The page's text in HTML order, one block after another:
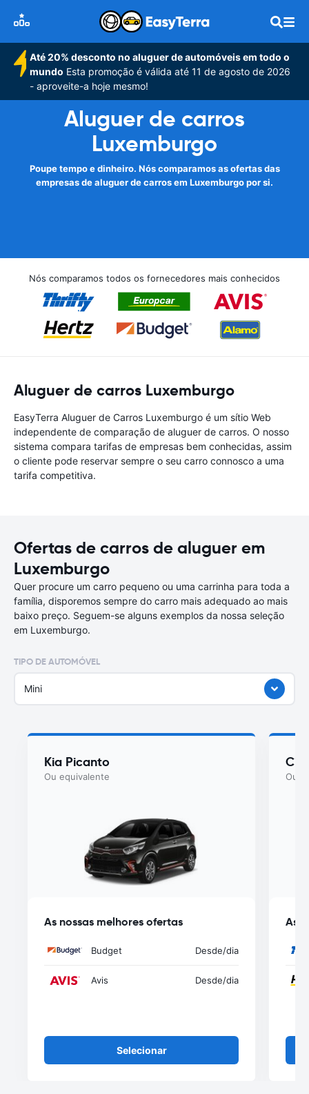
Até 20% desconto no aluguer de automóveis em todo o
mundo Esta promoção é válida até 11 de agosto de 2026
- aproveite-a hoje mesmo!
Aluguer de carros
Luxemburgo
Poupe tempo e dinheiro. Nós comparamos as ofertas das
empresas de aluguer de carros em Luxemburgo por si.
Nós comparamos todos os fornecedores mais conhecidos
Aluguer de carros Luxemburgo
EasyTerra Aluguer de Carros Luxemburgo é um sítio Web
independente de comparação de aluguer de carros. O nosso
sistema compara tarifas de empresas bem conhecidas, assim
o cliente pode reservar sempre o seu carro connosco a uma
tarifa competitiva.
Ofertas de carros de aluguer em
Luxemburgo
Quer procure um carro pequeno ou uma carrinha para toda a
família, disporemos sempre do carro mais adequado ao mais
baixo preço. Seguem-se alguns exemplos da nossa seleção
em Luxemburgo.
TIPO DE AUTOMÓVEL
Mini
Kia Picanto
Ou equivalente
As nossas melhores ofertas
Budget Desde/dia
Avis Desde/dia
Selecionar
Ou
As